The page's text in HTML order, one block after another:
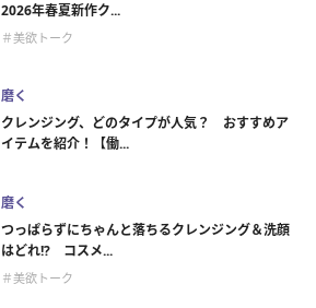
2026年春夏新作ク...
＃美欲トーク
磨く
クレンジング、どのタイプが人気？ おすすめア
イテムを紹介！【働...
磨く
つっぱらずにちゃんと落ちるクレンジング＆洗顔
はどれ!? コスメ...
＃美欲トーク